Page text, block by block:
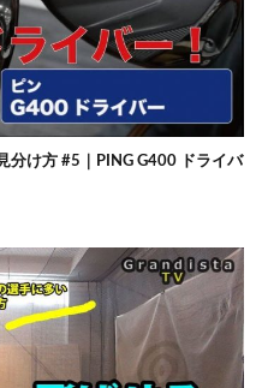
分け方 #5｜PING G400 ドライバ